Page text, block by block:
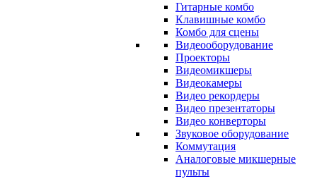
Гитарные комбо
Клавишные комбо
Комбо для сцены
Видеооборудование
Проекторы
Видеомикшеры
Видеокамеры
Видео рекордеры
Видео презентаторы
Видео конверторы
Звуковое оборудование
Коммутация
Аналоговые микшерные
пульты